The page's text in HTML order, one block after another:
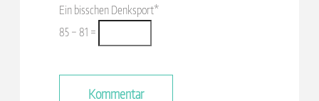
Ein bisschen Denksport*
85 − 81 =